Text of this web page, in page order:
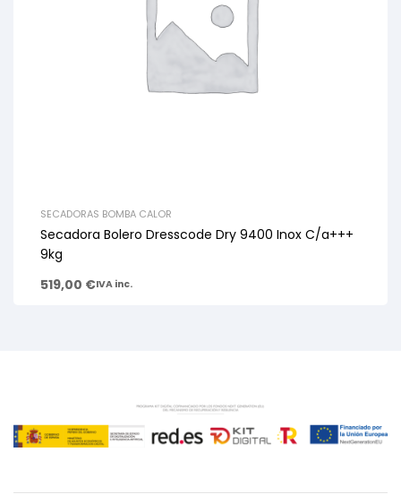
SECADORAS BOMBA CALOR
Secadora Bolero Dresscode Dry 9400 Inox C/a+++
9kg
519,00 €IVA inc.